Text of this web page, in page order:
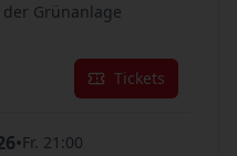
Grünanlage
Tickets
•Fr. 21:00